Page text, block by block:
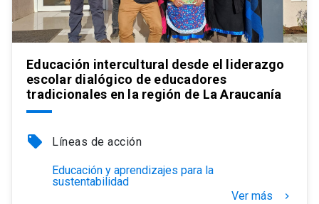
Educación intercultural desde el liderazgo
escolar dialógico de educadores
tradicionales en la región de La Araucanía
local_offer Líneas de acción
Educación y aprendizajes para la
sustentabilidad
Ver más
keyboard_arrow_right